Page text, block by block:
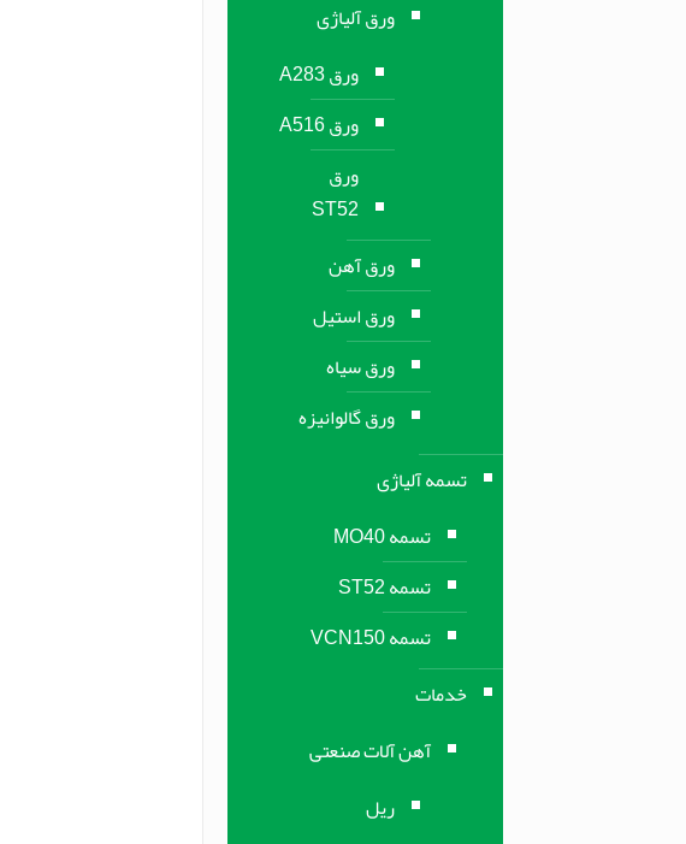
ورق آلیاژی
ورق A283
ورق A516
ورق
ST52
ورق آهن
ورق استیل
ورق سیاه
ورق گالوانیزه
تسمه آلیاژی
تسمه MO40
تسمه ST52
تسمه VCN150
خدمات
آهن آلات صنعتی
ریل